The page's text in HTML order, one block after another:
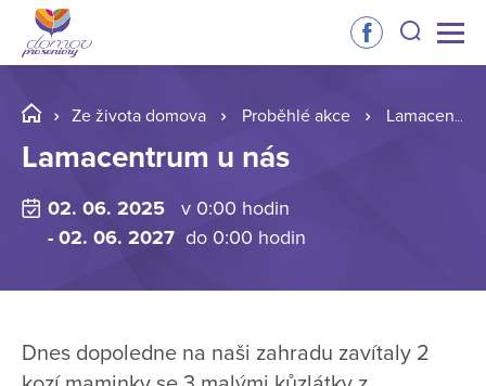
Ze života domova Proběhlé akce Lamacentrum u nás
Lamacentrum u nás
02. 06. 2025
v 0:00 hodin
- 02. 06. 2027 do 0:00 hodin
Dnes dopoledne na naši zahradu zavítaly 2